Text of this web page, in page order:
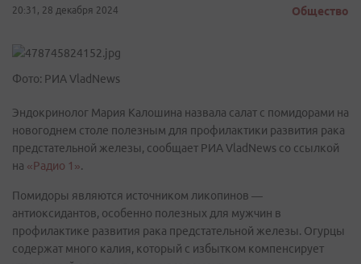
20:31, 28 декабря 2024 Общество
Фото: РИА VladNews
Эндокринолог Мария Калошина назвала салат с помидорами на
новогоднем столе полезным для профилактики развития рака
предстательной железы, сообщает РИА VladNews со ссылкой
на «Радио 1».
Помидоры являются источником ликопинов —
антиоксидантов, особенно полезных для мужчин в
профилактике развития рака предстательной железы. Огурцы
содержат много калия, который с избытком компенсирует